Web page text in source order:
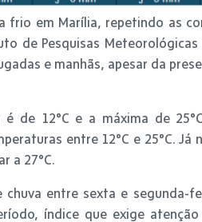
frio em Marília, repetindo as
de Pesquisas Meteorológicas
e manhãs, apesar da
de 12°C e a máxima de
entre 12°C e 25°C. Já
a 27°C.
chuva entre sexta e segunda-
índice que exige